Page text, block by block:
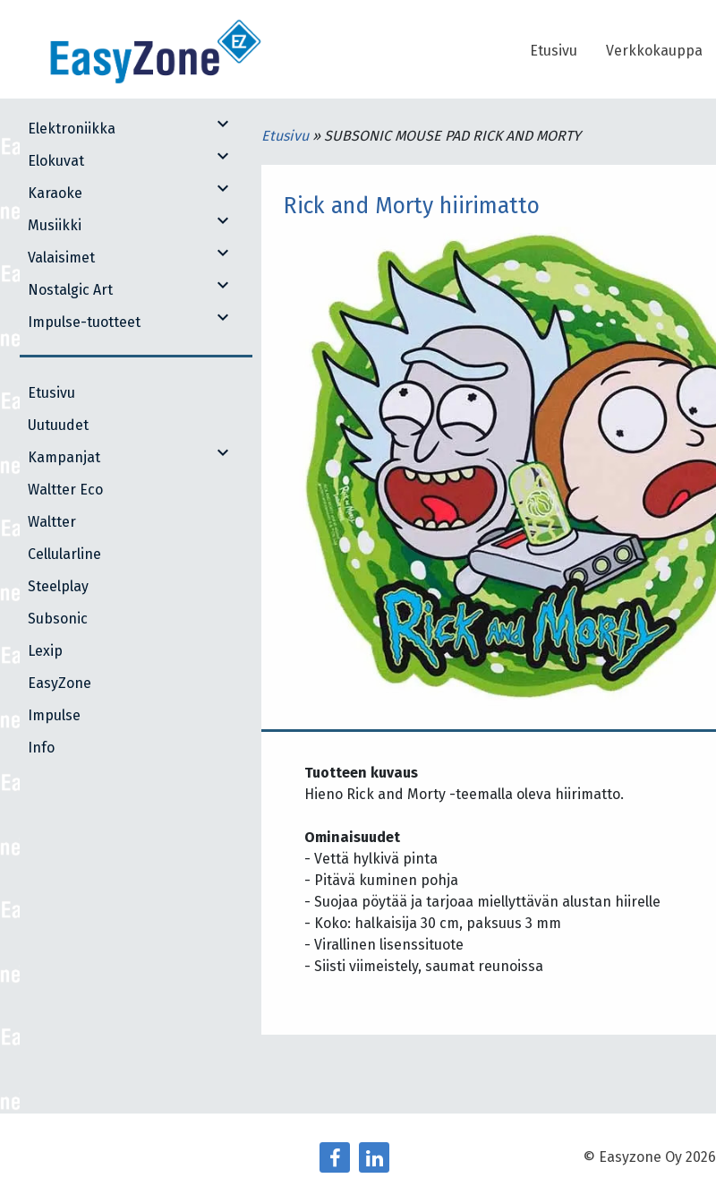
Etusivu Verkkokauppa
Etusivu »SUBSONIC MOUSE PAD RICK AND MORTY
Rick and Morty hiirimatto
Tuotteen kuvaus
Hieno Rick and Morty -teemalla oleva hiirimatto.
Ominaisuudet
- Vettä hylkivä pinta
- Pitävä kuminen pohja
- Suojaa pöytää ja tarjoaa miellyttävän alustan hiirelle
- Koko: halkaisija 30 cm, paksuus 3 mm
- Virallinen lisenssituote
- Siisti viimeistely, saumat reunoissa
Elektroniikka expand_more
Elokuvat expand_more
Karaoke expand_more
Musiikki expand_more
Valaisimet expand_more
Nostalgic Art expand_more
Impulse-tuotteet expand_more
Etusivu
Uutuudet
Kampanjat
expand_more
Waltter Eco
Waltter
Cellularline
Steelplay
Subsonic
Lexip
EasyZone
Impulse
Info
© Easyzone Oy 2026